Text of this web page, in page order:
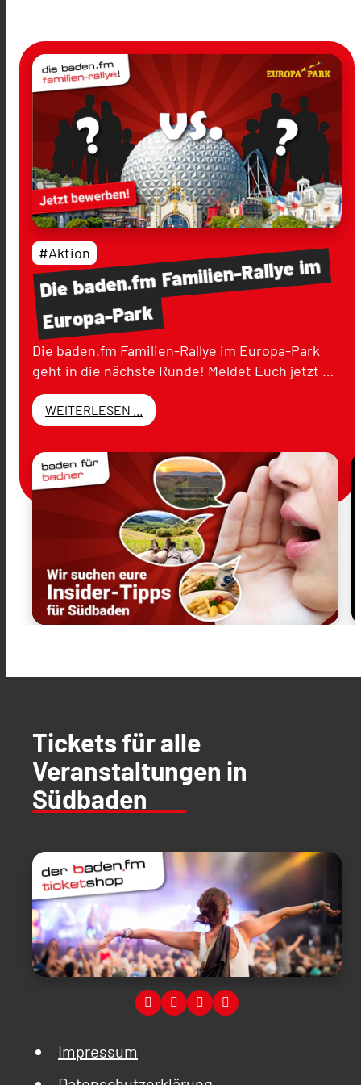
Diebaden.fmFamilien-Rallyeim
Europa-Park
#Aktion
Die baden.fm Familien-Rallye im Europa-Park
geht in die nächste Runde! Meldet Euch jetzt …
WEITERLESEN ...
Tickets für alle
Veranstaltungen in
Südbaden
Impressum